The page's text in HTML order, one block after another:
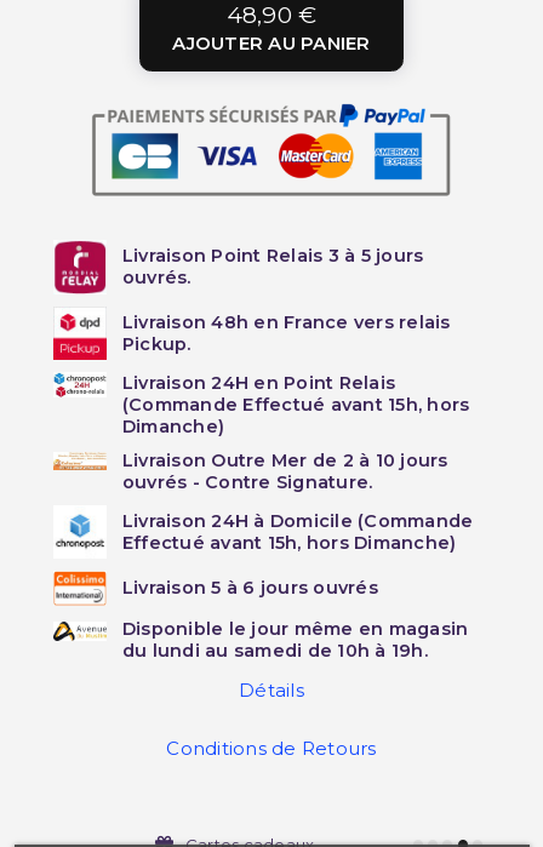
48,90 €
AJOUTER AU PANIER
Livraison Point Relais 3 à 5 jours
ouvrés.
Livraison 48h en France vers relais
Pickup.
Livraison 24H en Point Relais
(Commande Effectué avant 15h, hors
Dimanche)
Livraison Outre Mer de 2 à 10 jours
ouvrés - Contre Signature.
Livraison 24H à Domicile (Commande
Effectué avant 15h, hors Dimanche)
Livraison 5 à 6 jours ouvrés
Disponible le jour même en magasin
du lundi au samedi de 10h à 19h.
Détails
Conditions de Retours